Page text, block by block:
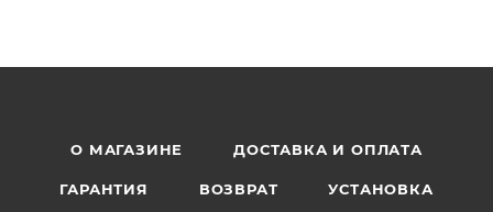
О МАГАЗИНЕ ДОСТАВКА И ОПЛАТА
ГАРАНТИЯ ВОЗВРАТ УСТАНОВКА